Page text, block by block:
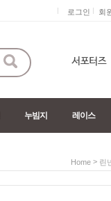
로그인 회
누빔지 레이스
Home > 린